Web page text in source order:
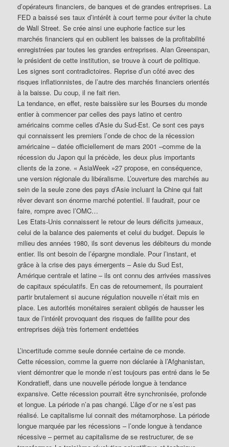
d’opérateurs financiers, de banques et de grandes entreprises. La
FED a baissé ses taux d’intérêt à court terme pour éviter la chute
de Wall Street. Se crée ainsi une euphorie factice sur les
marchés financiers qui en oublient les baisses de la profitabilité
enregistrées par toutes les grandes entreprises. Alan Greenspan,
le président de cette institution, se trouve à court de politique.
Les signes sont contradictoires. Reprise d’un côté avec des
risques inflationnistes, de l’autre des marchés financiers orientés
à la baisse. Du coup, il ne fait rien.
La tendance, en effet, reste baissière sur les Bourses du monde
entier à commencer par celles des pays latino et centro
américains comme celles d’Asie du Sud-Est. Ce sont ces pays
qui connaissent les premiers l’onde de choc de la récession
américaine – datée officiellement de mars 2001 –comme de la
récession du Japon qui la précède, les deux plus importants
clients de la zone. « AsiaWeek »27 propose, en conséquence,
une version régionale du libéralisme. L’ouverture des marchés au
sein de la seule zone des pays d’Asie incluant la Chine qui fait
rêver devant son énorme marché potentiel. Il faudrait, pour ce
faire, rompre avec l’OMC…
Les Etats-Unis connaissent le retour de leurs déficits jumeaux,
celui de la balance des paiements et celui du budget. Depuis le
milieu des années 1980, ils sont devenus les débiteurs du monde
entier. Ils ont besoin de l’épargne mondiale. Pour l’instant, et
grâce à la crise des pays émergents – Asie du Sud Est,
Amérique centrale et latine – ils ont connu des arrivées massives
de capitaux spéculatifs. En cas de retournement, ils pourraient
partir brutalement si aucune régulation nouvelle n’était mis en
place. Les autorités monétaires seraient obligés de hausser les
taux de l’intérêt provoquant des risques de faillite pour des
entreprises déjà très fortement endettées
L’incertitude comme seule donnée certaine de ce monde.
Cette récession, comme la guerre non déclarée à l’Afghanistan,
vient démontrer que le monde n’est toujours pas entré dans le 5e
Kondratieff, dans une nouvelle période longue à tendance
expansive. Cette récession pourrait être synchronisée, profonde
et longue. La période n’a pas changé. L’âge d’or ne s’est pas
réalisé. Le capitalisme lui connait des métamorphose. La période
longue marquée par les récessions – l’onde longue à tendance
récessive – permet au capitalisme de se restructurer, de se